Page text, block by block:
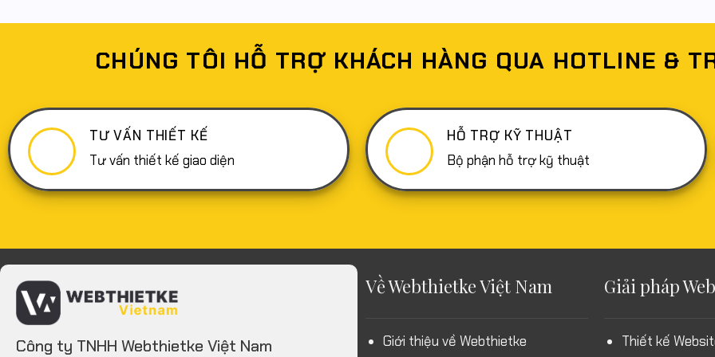
CHÚNG TÔI HỖ TRỢ KHÁCH HÀNG QUA HOTLINE &
TƯ VẤN THIẾT KẾ
Tư vấn thiết kế giao diện
HỖ TRỢ KỸ THUẬT
Bộ phận hỗ trợ kỹ thuật
Công ty TNHH Webthietke Việt Nam
Về Webthietke Việt Nam
Giới thiệu về Webthietke
Giải pháp
Thiết kế